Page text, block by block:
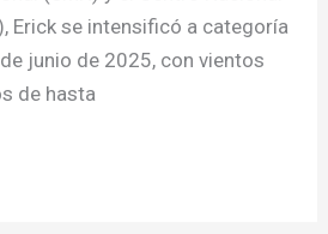
Erick se intensificó a categoría
junio de 2025, con vientos
de hasta